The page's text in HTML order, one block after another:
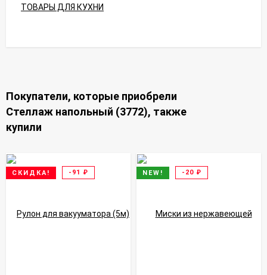
ТОВАРЫ ДЛЯ КУХНИ
Покупатели, которые приобрели
Стеллаж напольный (3772), также
купили
СКИДКА! -91 ₽ NEW! -20 ₽